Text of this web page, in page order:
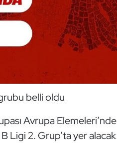
grubu belli oldu
Avrupa Elemeleri’nde
Ligi 2. Grup’ta yer alacak